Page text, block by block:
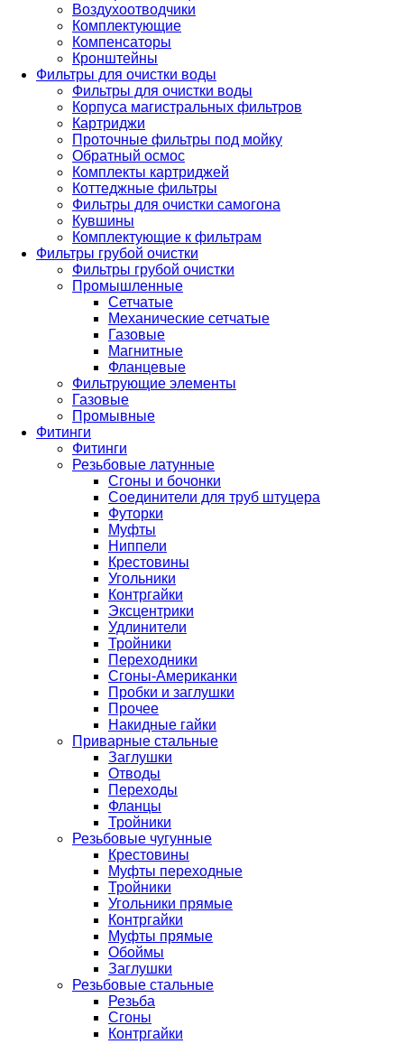
Воздухоотводчики
Комплектующие
Компенсаторы
Кронштейны
Фильтры для очистки воды
Фильтры для очистки воды
Корпуса магистральных фильтров
Картриджи
Проточные фильтры под мойку
Обратный осмос
Комплекты картриджей
Коттеджные фильтры
Фильтры для очистки самогона
Кувшины
Комплектующие к фильтрам
Фильтры грубой очистки
Фильтры грубой очистки
Промышленные
Сетчатые
Механические сетчатые
Газовые
Магнитные
Фланцевые
Фильтрующие элементы
Газовые
Промывные
Фитинги
Фитинги
Резьбовые латунные
Сгоны и бочонки
Соединители для труб штуцера
Футорки
Муфты
Ниппели
Крестовины
Угольники
Контргайки
Эксцентрики
Удлинители
Тройники
Переходники
Сгоны-Американки
Пробки и заглушки
Прочее
Накидные гайки
Приварные стальные
Заглушки
Отводы
Переходы
Фланцы
Тройники
Резьбовые чугунные
Крестовины
Муфты переходные
Тройники
Угольники прямые
Контргайки
Муфты прямые
Обоймы
Заглушки
Резьбовые стальные
Резьба
Сгоны
Контргайки